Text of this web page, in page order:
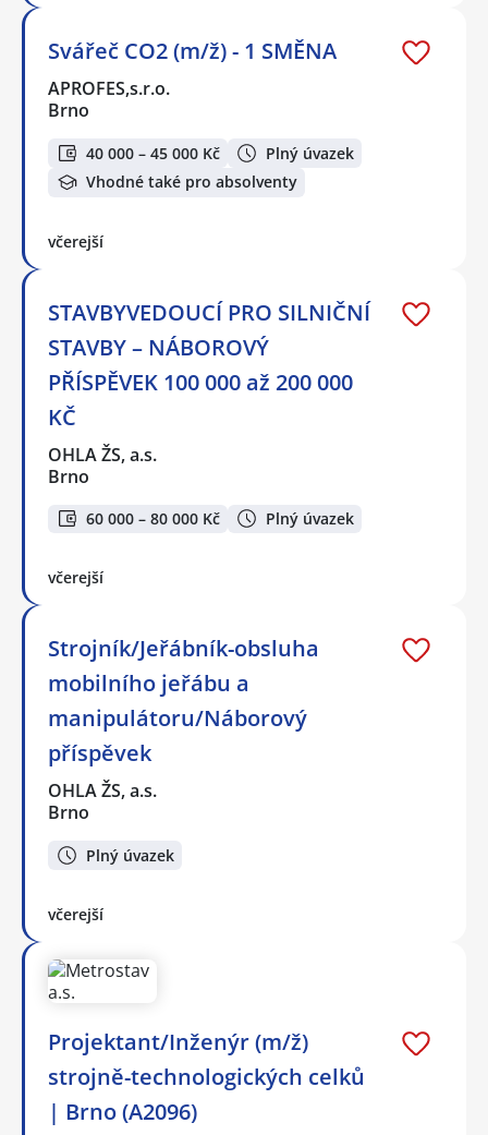
Svářeč CO2 (m/ž) - 1 SMĚNA
APROFES,s.r.o.
Brno
40 000 – 45 000 Kč
Plný úvazek
Vhodné také pro absolventy
včerejší
STAVBYVEDOUCÍ PRO SILNIČNÍ
STAVBY – NÁBOROVÝ
PŘÍSPĚVEK 100 000 až 200 000
KČ
OHLA ŽS, a.s.
Brno
60 000 – 80 000 Kč Plný úvazek
včerejší
Strojník/Jeřábník-obsluha
mobilního jeřábu a
manipulátoru/Náborový
příspěvek
OHLA ŽS, a.s.
Brno
Plný úvazek
včerejší
Projektant/Inženýr (m/ž)
strojně-technologických celků
| Brno (A2096)